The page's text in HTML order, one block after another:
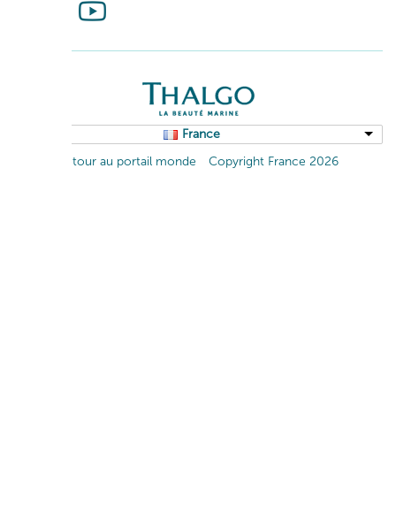
France
Retour au portail monde
Copyright France 2026